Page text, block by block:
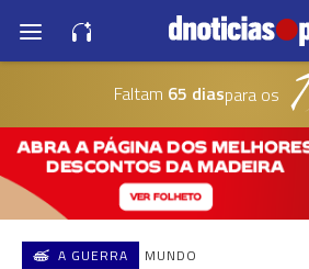
Faltam 65 diaspara os
A GUERRA MUNDO